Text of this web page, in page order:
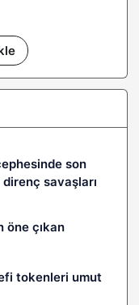
son
savaşları
öne çıkan
tokenleri umut